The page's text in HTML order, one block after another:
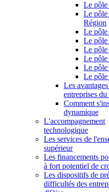
Le pôle
Le
Région
Le
Le pôle
Le pôle
Le
Le pôle
Le pôle
Les
entreprises
Comment
dynamique
L'accompagnement
technologique
Les services de
supérieur
Les financements
à fort potentiel de
Les dispositifs de
difficultés des